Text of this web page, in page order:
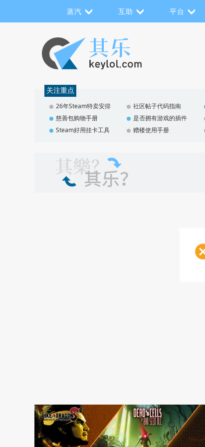
蒸汽 互助 平台
关注重点
26年Steam特卖安排 社区帖子代码指南
慈善包购物手册
是否拥有游戏的插件
Steam好用挂卡工具
赠楼使用手册